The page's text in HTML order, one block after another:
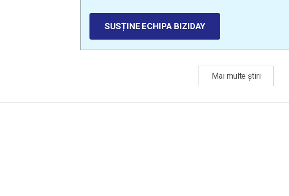
SUSȚINE ECHIPA BIZIDAY
Mai multe știri